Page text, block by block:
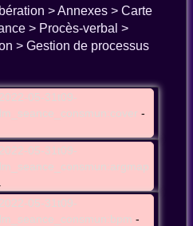
> Annexes > Carte
> Procès-verbal >
> Gestion de processus
05-31t09-
-
05-31t09-
05-31t09-
-